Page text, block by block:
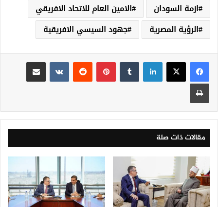
ازمة السودان
الامين العام للاتحاد الافريقي
الرؤية المصرية
جهود السيسي الافريقية
لينكدإن بينتيريست
مقالات ذات صلة